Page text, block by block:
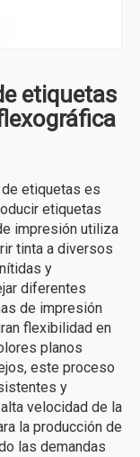
etiquetas
etiquetas es
etiquetas
impresión utiliza
tinta a diversos
y
diferentes
de impresión
flexibilidad en
planos
este proceso
y
velocidad de la
la producción de
las demandas